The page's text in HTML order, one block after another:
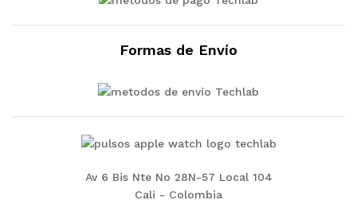
Formas de Envío
Av 6 Bis Nte No 28N-57 Local 104
Cali - Colombia